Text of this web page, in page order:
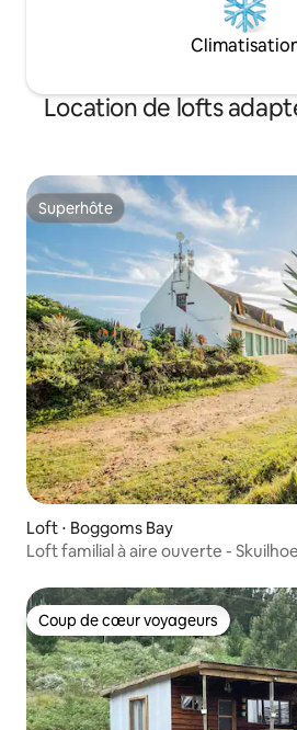
Location de lofts
Superhôte
Superhôte
Loft ⋅ Boggoms Bay
Loft familial à aire ouverte -
Coup de cœur voyageurs
Coup de cœur voyageurs